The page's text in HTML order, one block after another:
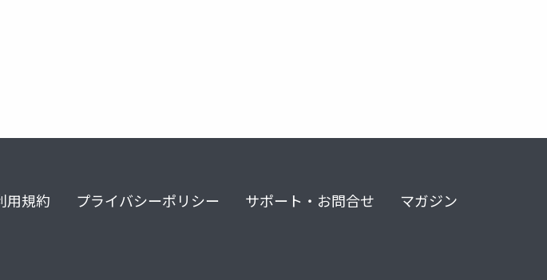
用規約 プライバシーポリシー サポート・お問合せ マガジン